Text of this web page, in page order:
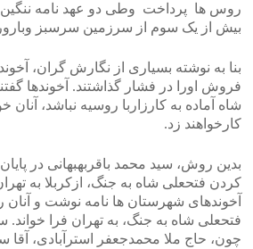
روس ها پرداخت وطی دو عهد نامه ننگین
بیش از یک سوم از سرزمین سرسبز
بنا به نوشته بسیاری از نگارش گران،
فروش اورا در فشار گذاشتند. آخوندها
شاه آماده به کارزاربا روسیه نباشد، آنان
کارخواهند زد.
کردن فتحعلی شاه به جنگ، ازکربلا به
آخوندهای شهرستان ها نامه نوشت و آنان
فتحعلی شاه به جنگ، به تهران فرا
چون، حاج ملا محمدجعفر استرآبادی، آقا